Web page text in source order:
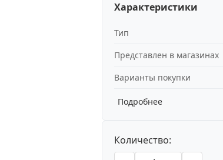
Характеристики
Тип
Представлен в магазинах
Варианты покупки
Подробнее
Количество: